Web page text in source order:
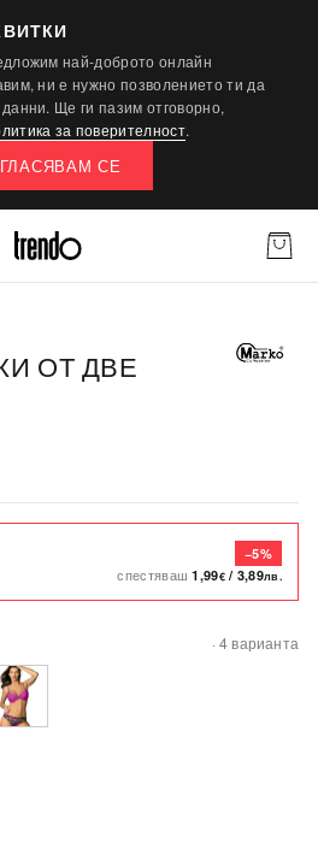
най-доброто онлайн
ни е нужно позволението ти да
Ще ги пазим отговорно,
за поверителност.
СЕ
ОТ ДВЕ
−5%
спестяваш1,99€/ 3,89лв.
· 4 варианта